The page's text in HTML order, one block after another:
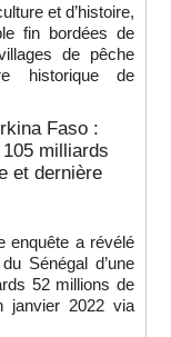
et d’histoire,
fin bordées de
de pêche
historique de
Faso :
milliards
et dernière
enquête a révélé
Sénégal d’une
52 millions de
janvier 2022 via